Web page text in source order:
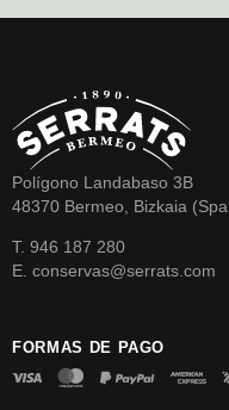
Polígono Landabaso 3B
48370 Bermeo, Bizkaia
T. 946 187 280
E. conservas@serrats.com
FORMAS DE PAGO